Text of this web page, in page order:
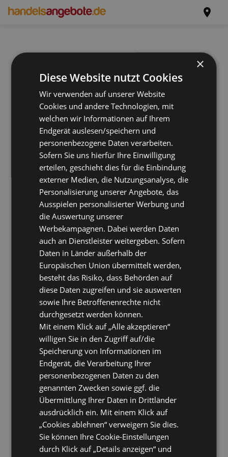
×
Diese Website nutzt Cookies
Wir verwenden auf unserer Website
Cookies und andere Technologien, mit
welchen wir Informationen auf Ihrem
Endgerät auslesen/speichern und
personenbezogene Daten verarbeiten.
Sofern Sie uns hierfür Ihre Einwilligung
erteilen, geschieht dies für die Einbindung
externer Medien, die Nutzungsanalyse, die
Personalisierung unserer Angebote, das
Ausspielen personalisierter Werbung und
die Auswertung unserer
Werbekampagnen. Dabei werden Daten
auch an Dienstleister weitergeben. Sofern
Daten in Länder außerhalb der
Europäischen Union übermittelt werden,
besteht das Risiko, dass Behörden auf
diese Daten zugreifen und sie auswerten
sowie Ihre Betroffenenrechte nicht
durchgesetzt werden können.
Mit einem Klick auf „Alle akzeptieren“
willigen Sie in den Zugriff auf/die
Speicherung von Informationen im
Endgerät, die Verarbeitung Ihrer
personenbezogenen Daten zu den
genannten Zwecken sowie ggf. die
Übermittlung Ihrer Daten in Drittländer
ausdrücklich ein. Mit einem Klick auf
„Cookies ablehnen“ verweigern Sie dies.
Sie können Ihre Cookie-Einstellungen
durch Klick auf „Details anzeigen“ und